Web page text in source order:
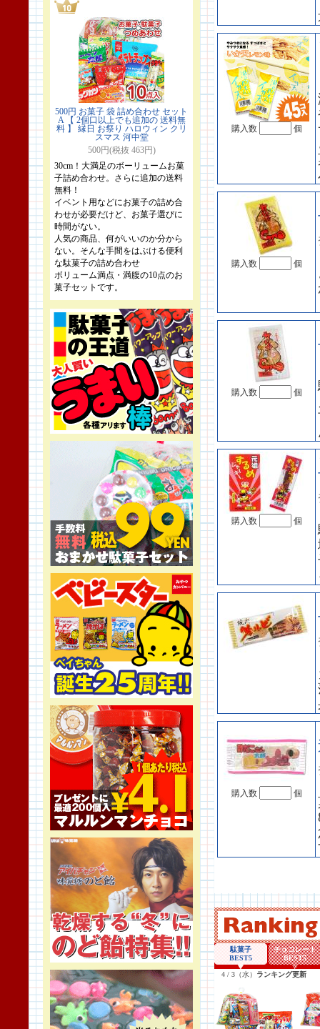
500円 お菓子 袋 詰め合わせ セット
A 【 2個口以上でも追加の 送料無
料 】 縁日 お祭り ハロウィン クリ
スマス 河中堂
500円(税抜 463円)
30cm！大満足のボーリュームお菓
子詰め合わせ。さらに追加の送料
無料！
イベント用などにお菓子の詰め合
わせが必要だけど、お菓子選びに
時間がない。
人気の商品、何がいいのか分から
ない。そんな手間をはぶける便利
な駄菓子の詰め合わせ
ボリューム満点・満腹の10点のお
菓子セットです。
購入数 個
購入数 個
購入数 個
購入数 個
購入数 個